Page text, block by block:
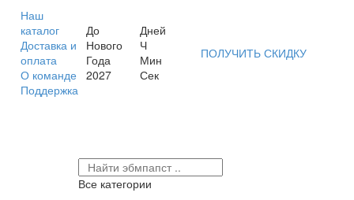
Наш
каталог
Доставка и
оплата
О команде
Поддержка
До
Нового
Года
2027
Дней
Ч
Мин
Сек
ПОЛУЧИТЬ СКИДКУ
Все категории